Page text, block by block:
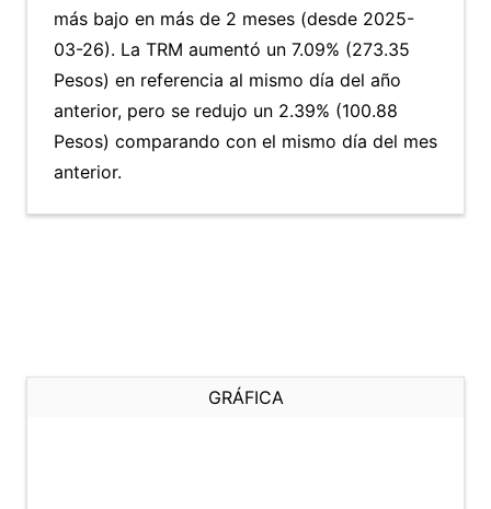
más bajo en más de 2 meses (desde 2025-
03-26). La TRM aumentó un 7.09% (273.35
Pesos) en referencia al mismo día del año
anterior, pero se redujo un 2.39% (100.88
Pesos) comparando con el mismo día del mes
anterior.
GRÁFICA